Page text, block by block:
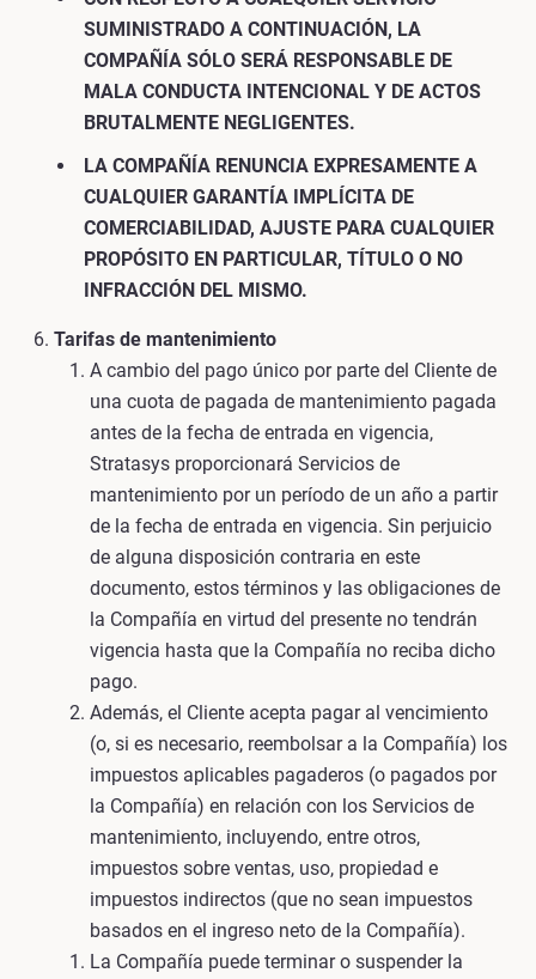
SUMINISTRADO A CONTINUACIÓN, LA
COMPAÑÍA SÓLO SERÁ RESPONSABLE DE
MALA CONDUCTA INTENCIONAL Y DE ACTOS
BRUTALMENTE NEGLIGENTES.
LA COMPAÑÍA RENUNCIA EXPRESAMENTE A
CUALQUIER GARANTÍA IMPLÍCITA DE
COMERCIABILIDAD, AJUSTE PARA CUALQUIER
PROPÓSITO EN PARTICULAR, TÍTULO O NO
INFRACCIÓN DEL MISMO.
Tarifas de mantenimiento
A cambio del pago único por parte del Cliente de
una cuota de pagada de mantenimiento pagada
antes de la fecha de entrada en vigencia,
Stratasys proporcionará Servicios de
mantenimiento por un período de un año a partir
de la fecha de entrada en vigencia. Sin perjuicio
de alguna disposición contraria en este
documento, estos términos y las obligaciones de
la Compañía en virtud del presente no tendrán
vigencia hasta que la Compañía no reciba dicho
pago.
Además, el Cliente acepta pagar al vencimiento
(o, si es necesario, reembolsar a la Compañía) los
impuestos aplicables pagaderos (o pagados por
la Compañía) en relación con los Servicios de
mantenimiento, incluyendo, entre otros,
impuestos sobre ventas, uso, propiedad e
impuestos indirectos (que no sean impuestos
basados en el ingreso neto de la Compañía).
La Compañía puede terminar o suspender la